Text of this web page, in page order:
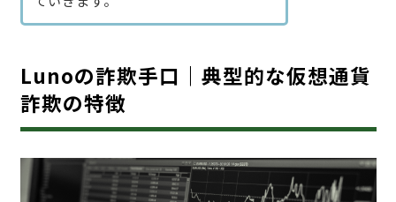
Lunoの詐欺手口｜典型的な仮想通貨
詐欺の特徴